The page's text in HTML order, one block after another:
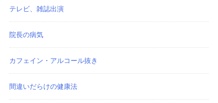
テレビ、雑誌出演
院長の病気
カフェイン・アルコール抜き
間違いだらけの健康法